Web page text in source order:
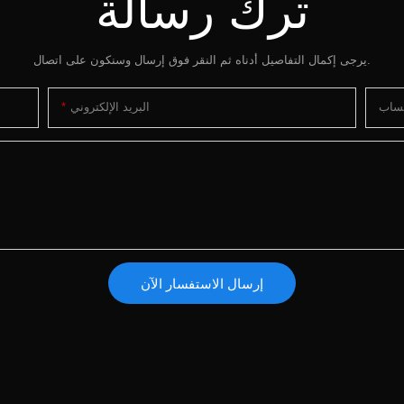
يرجى إكمال التفاصيل أدناه ثم النقر فوق إرسال وسنكون على اتصال.
البريد الإلكتروني
إرسال الاستفسار الآن